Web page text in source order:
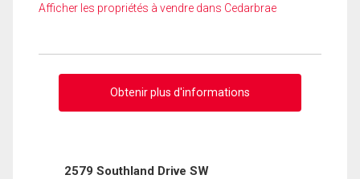
Afficher les propriétés à vendre dans Cedarbrae
Obtenir plus d'informations
2579 Southland Drive SW